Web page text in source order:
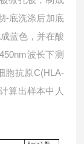
-底洗涤后加底
蓝色，并在酸
波长下测
胞抗原C(HLA-
算出样本中 人